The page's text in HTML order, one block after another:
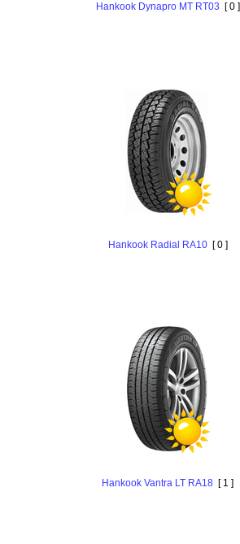
Hankook Dynapro MT RT03 [ 0 ]
Hankook Radial RA10[ 0 ]
Hankook Vantra LT RA18 [ 1 ]